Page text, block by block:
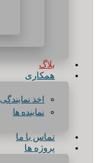
بلاگ
همکاری
اخذ نمایندگی
نماینده ها
تماس با ما
پروژه ها